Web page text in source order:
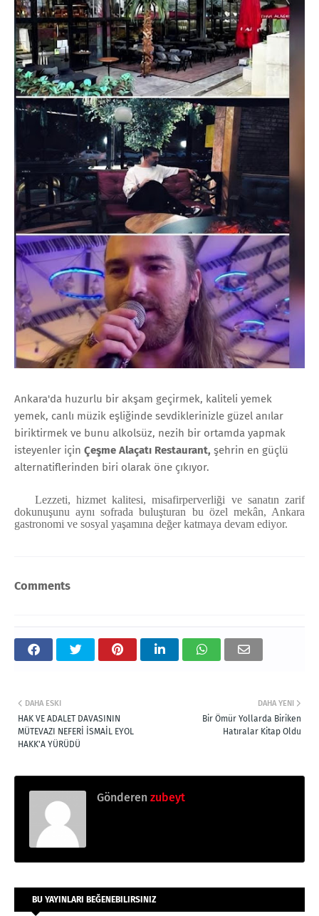
Ankara'da huzurlu bir akşam geçirmek, kaliteli yemek
yemek, canlı müzik eşliğinde sevdiklerinizle güzel anılar
biriktirmek ve bunu alkolsüz, nezih bir ortamda yapmak
isteyenler için Çeşme Alaçatı Restaurant, şehrin en güçlü
alternatiflerinden biri olarak öne çıkıyor.
Lezzeti, hizmet kalitesi, misafirperverliği ve sanatın zarif
dokunuşunu aynı sofrada buluşturan bu özel mekân, Ankara
gastronomi ve sosyal yaşamına değer katmaya devam ediyor.
Comments
DAHA YENI
Bir Ömür Yollarda Biriken
Hatıralar Kitap Oldu
DAHA ESKI
HAK VE ADALET DAVASININ
MÜTEVAZI NEFERİ İSMAİL EYOL
HAKK'A YÜRÜDÜ
Gönderen zubeyt
BU YAYINLARI BEĞENEBILIRSINIZ